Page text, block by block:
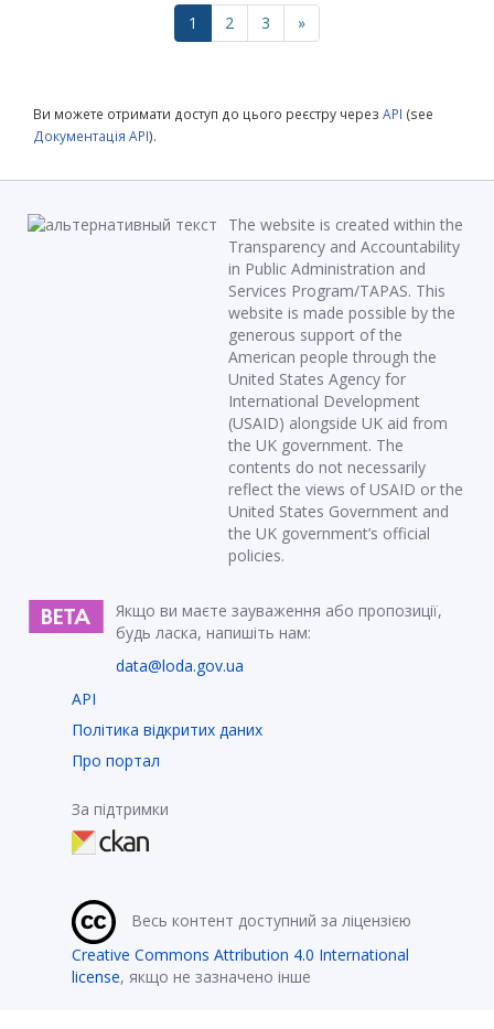
1 2 3 »
Ви можете отримати доступ до цього реєстру через API (see
Документація API).
The website is created within the
Transparency and Accountability
in Public Administration and
Services Program/TAPAS. This
website is made possible by the
generous support of the
American people through the
United States Agency for
International Development
(USAID) alongside UK aid from
the UK government. The
contents do not necessarily
reflect the views of USAID or the
United States Government and
the UK government’s official
policies.
Якщо ви маєте зауваження або пропозиції,
будь ласка, напишіть нам:
data@loda.gov.ua
API
Політика відкритих даних
Про портал
За підтримки
Весь контент доступний за ліцензією
Creative Commons Attribution 4.0 International
license, якщо не зазначено інше